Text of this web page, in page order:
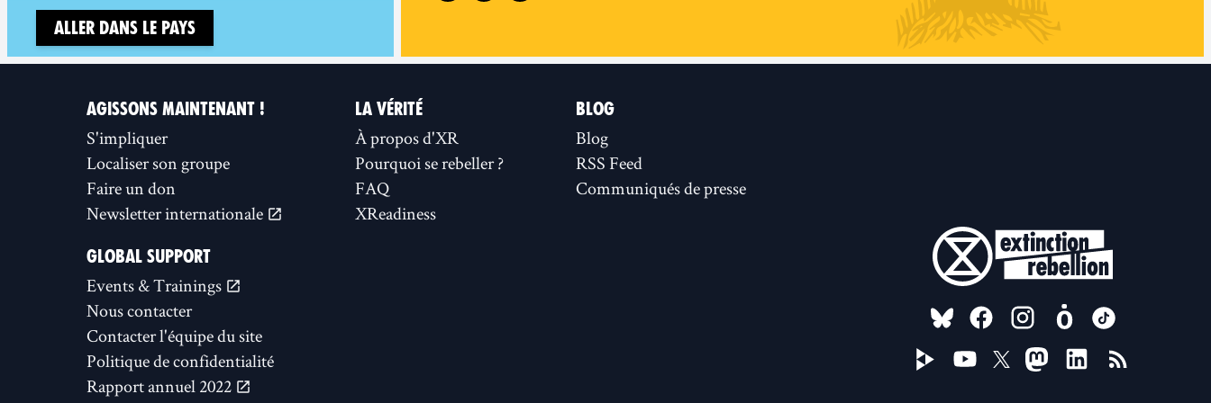
Aller dans le pays
AGISSONS MAINTENANT !
S'impliquer
Localiser son groupe
Faire un don
Newsletter internationale
LA VÉRITÉ
À propos d'XR
Pourquoi se rebeller ?
FAQ
XReadiness
BLOG
Blog
RSS Feed
Communiqués de presse
GLOBAL SUPPORT
Events & Trainings
Nous contacter
Contacter l'équipe du site
Politique de confidentialité
Rapport annuel 2022
FOLLOW US ON